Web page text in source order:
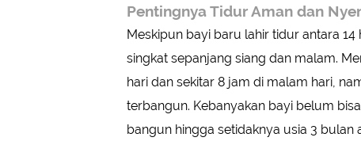
Pentingnya Tidur Aman dan
Meskipun bayi baru lahir tidur antara
singkat sepanjang siang dan malam.
hari dan sekitar 8 jam di malam hari,
terbangun. Kebanyakan bayi belum
bangun hingga setidaknya usia 3 bulan